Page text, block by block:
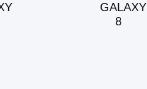
GALAXY
8